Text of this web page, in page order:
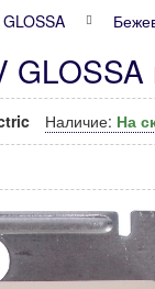
GLOSSA
Наличие: На